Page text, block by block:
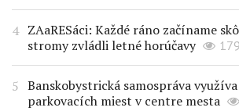
ZAaRESáci: Každé ráno začíname
stromy zvládli letné horúčavy
Banskobystrická samospráva
parkovacích miest v centre mesta